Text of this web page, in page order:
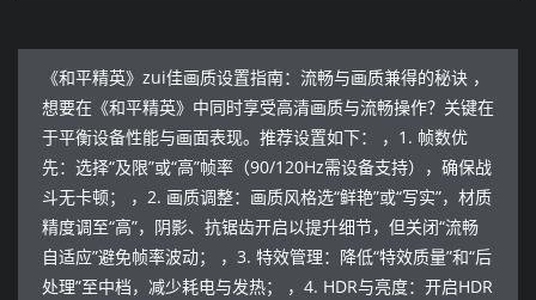
《和平精英》zui佳画质设置指南：流畅与画质兼得的秘诀 ，
想要在《和平精英》中同时享受高清画质与流畅操作？关键在
于平衡设备性能与画面表现。推荐设置如下： ，1. 帧数优
先：选择“及限”或“高”帧率（90/120Hz需设备支持），确保战
斗无卡顿； ，2. 画质调整：画质风格选“鲜艳”或“写实”，材质
精度调至“高”，阴影、抗锯齿开启以提升细节，但关闭“流畅
自适应”避免帧率波动； ，3. 特效管理：降低“特效质量”和“后
处理”至中档，减少耗电与发热； ，4. HDR与亮度：开启HDR